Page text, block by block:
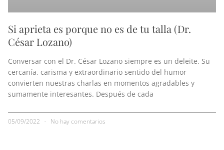
Si aprieta es porque no es de tu talla (Dr.
César Lozano)
Conversar con el Dr. César Lozano siempre es un deleite. Su
cercanía, carisma y extraordinario sentido del humor
convierten nuestras charlas en momentos agradables y
sumamente interesantes. Después de cada
05/09/2022 No hay comentarios